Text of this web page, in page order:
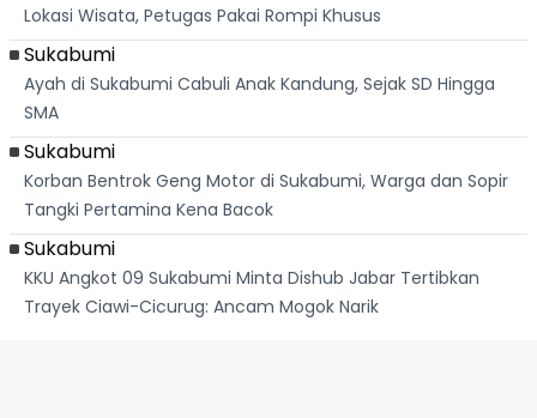
Lokasi Wisata, Petugas Pakai Rompi Khusus
Sukabumi
Ayah di Sukabumi Cabuli Anak Kandung, Sejak SD Hingga
SMA
Sukabumi
Korban Bentrok Geng Motor di Sukabumi, Warga dan Sopir
Tangki Pertamina Kena Bacok
Sukabumi
KKU Angkot 09 Sukabumi Minta Dishub Jabar Tertibkan
Trayek Ciawi-Cicurug: Ancam Mogok Narik